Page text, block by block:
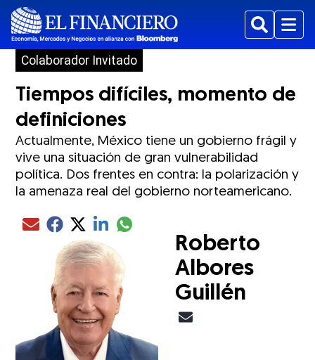
BuscarMenu
Colaborador Invitado
Tiempos difíciles, momento de
definiciones
Actualmente, México tiene un gobierno frágil y
vive una situación de gran vulnerabilidad
política. Dos frentes en contra: la polarización y
la amenaza real del gobierno norteamericano.
Compartir el artículo actual mediante Email
Compartir el artículo actual mediante Facebook
Compartir el artículo actual mediante Twitter
Compartir el artículo actual mediante LinkedIn
Compartir el artículo actual mediante
Roberto
Albores
Guillén